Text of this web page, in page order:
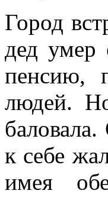
Город
дед умер
пенсию,
людей.
к себе
имея